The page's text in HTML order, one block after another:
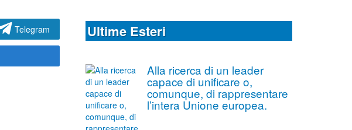
Telegram Ultime Esteri
Alla ricerca di un leader
capace di unificare o,
comunque, di rappresentare
l’intera Unione europea.